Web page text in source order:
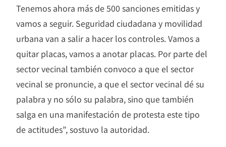
Tenemos ahora más de 500 sanciones emitidas y
vamos a seguir. Seguridad ciudadana y movilidad
urbana van a salir a hacer los controles. Vamos a
quitar placas, vamos a anotar placas. Por parte del
sector vecinal también convoco a que el sector
vecinal se pronuncie, a que el sector vecinal dé su
palabra y no sólo su palabra, sino que también
salga en una manifestación de protesta este tipo
de actitudes”, sostuvo la autoridad.